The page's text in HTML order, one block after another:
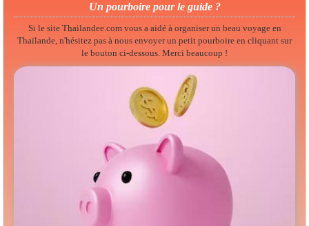
Un pourboire pour le guide ?
Si le site Thailandee.com vous a aidé à organiser un beau voyage en
Thaïlande, n'hésitez pas à nous envoyer un petit pourboire en cliquant sur
le bouton ci-dessous. Merci beaucoup !